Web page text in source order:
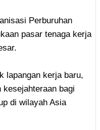
Perburuhan
pasar tenaga kerja
lapangan kerja baru,
kesejahteraan bagi
di wilayah Asia